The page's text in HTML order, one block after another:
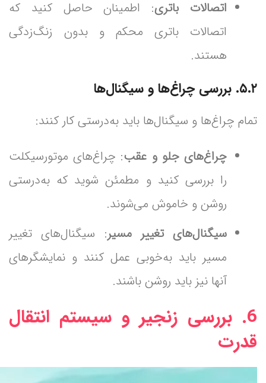
اتصالات باتری: اطمینان حاصل کنید که
اتصالات باتری محکم و بدون زنگ‌زدگی
هستند.
۵.۲. بررسی چراغ‌ها و سیگنال‌ها
تمام چراغ‌ها و سیگنال‌ها باید به‌درستی کار کنند:
چراغ‌های جلو و عقب: چراغ‌های موتورسیکلت
را بررسی کنید و مطمئن شوید که به‌درستی
روشن و خاموش می‌شوند.
سیگنال‌های تغییر مسیر: سیگنال‌های تغییر
مسیر باید به‌خوبی عمل کنند و نمایشگرهای
آنها نیز باید روشن باشند.
6. بررسی زنجیر و سیستم انتقال
قدرت